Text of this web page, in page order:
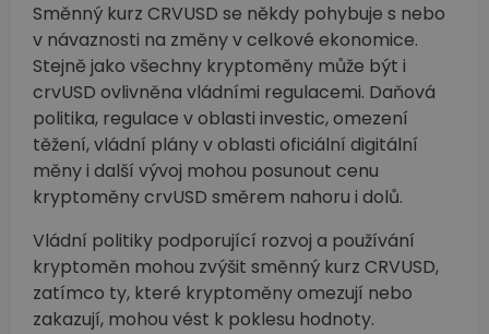
Směnný kurz CRVUSD se někdy pohybuje s nebo
v návaznosti na změny v celkové ekonomice.
Stejně jako všechny kryptoměny může být i
crvUSD ovlivněna vládními regulacemi. Daňová
politika, regulace v oblasti investic, omezení
těžení, vládní plány v oblasti oficiální digitální
měny i další vývoj mohou posunout cenu
kryptoměny crvUSD směrem nahoru i dolů.
Vládní politiky podporující rozvoj a používání
kryptoměn mohou zvýšit směnný kurz CRVUSD,
zatímco ty, které kryptoměny omezují nebo
zakazují, mohou vést k poklesu hodnoty.